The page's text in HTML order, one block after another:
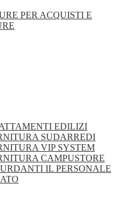
PER ACQUISTI E
EDILIZI
SUDARREDI
VIP SYSTEM
CAMPUSTORE
IL PERSONALE